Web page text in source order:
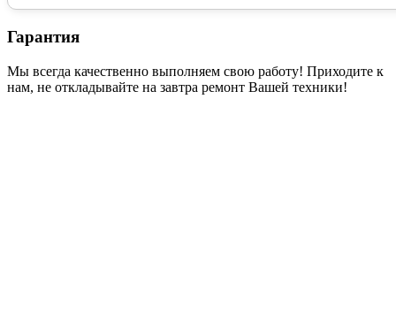
Гарантия
Мы всегда качественно выполняем свою работу! Приходите к
нам, не откладывайте на завтра ремонт Вашей техники!